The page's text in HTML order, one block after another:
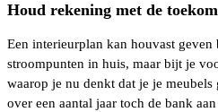
Houd rekening met de
Een interieurplan kan houvast geven
stroompunten in huis, maar bijt je
waarop je nu denkt dat je je
over een aantal jaar toch de bank